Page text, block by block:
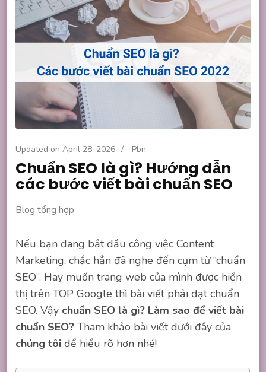
Updated onApril 28, 2026 / Pbn
Chuẩn SEO là gì? Hướng dẫn
các bước viết bài chuẩn SEO
Blog tổng hợp
Nếu bạn đang bắt đầu công việc Content
Marketing, chắc hẳn đã nghe đến cụm từ “chuẩn
SEO”. Hay muốn trang web của mình được hiển
thị trên TOP Google thì bài viết phải đạt chuẩn
SEO. Vậy chuẩn SEO là gì? Làm sao để viết bài
chuẩn SEO? Tham khảo bài viết dưới đây của
chúng tôi để hiểu rõ hơn nhé!